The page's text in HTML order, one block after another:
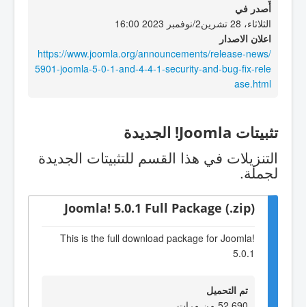
أٌصدر في
الثلاثاء، 28 تشرين2/نوفمبر 2023 16:00
اعلان الاصدار
https://www.joomla.org/announcements/release-news/
5901-joomla-5-0-1-and-4-4-1-security-and-bug-fix-rele
ase.html
تثبيتات Joomla! الجديدة
التنزيلات في هذا القسم للتثبيتات الجديدة
لجملة.
Joomla! 5.0.1 Full Package (.zip)
This is the full download package for Joomla!
5.0.1
تم التحميل